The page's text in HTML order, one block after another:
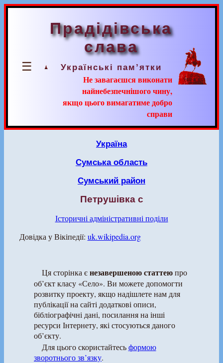
☰
Прадідівська
слава
Українські пам’ятки
Не завагаєшся виконати
найнебезпечнішого чину,
якщо цього вимагатиме добро
справи
Україна
Сумська область
Сумський район
Петрушівка с
Історичні адміністративні поділи
Довідка у Вікіпедії: uk.wikipedia.org
Ця сторінка єнезавершеною статтеюпро
об’єкт класу «Село». Ви можете допомогти
розвитку проекту, якщо надішлете нам для
публікації на сайті додаткові описи,
бібліографічні дані, посилання на інші
ресурси Інтернету, які стосуються даного
об’єкту.
Для цього скористайтесьформою
зворотнього зв’язку.